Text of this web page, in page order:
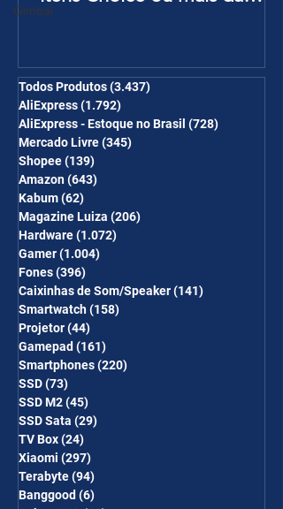
GimbalPágina de Promoções e
desc em 6 itens/R$25 de
desc em 10 itens) OS
CUPONS SÃO VÁLIDOS NO
COMBO
Todos Produtos(3.437)
AliExpress(1.792)
AliExpress - Estoque no Brasil (728)
Mercado Livre(345)
Shopee(139)
Amazon(643)
Kabum(62)
Magazine Luiza (206)
Hardware(1.072)
Gamer(1.004)
Fones(396)
Caixinhas de Som/Speaker(141)
Smartwatch(158)
Projetor(44)
Gamepad (161)
Smartphones(220)
SSD(73)
SSD M2(45)
SSD Sata (29)
TV Box(24)
Xiaomi (297)
Terabyte(94)
Banggood (6)